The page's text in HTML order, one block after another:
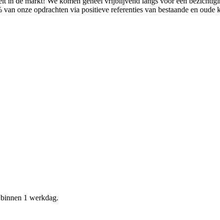
onze opdrachten via positieve referenties van bestaande en
1 werkdag.